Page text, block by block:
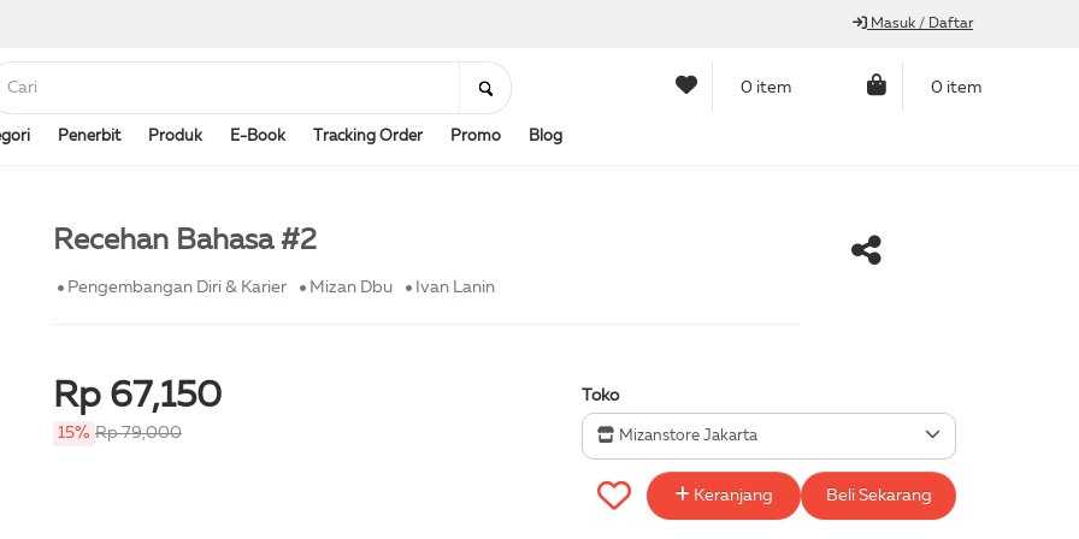
Masuk / Daftar
0 item 0 item
Penerbit Produk E-Book Tracking Order Promo Blog
Recehan Bahasa #2
Pengembangan Diri & Karier Mizan Dbu Ivan Lanin
Rp 67,150
15% Rp 79,000
Toko
Mizanstore Jakarta
Keranjang Beli Sekarang